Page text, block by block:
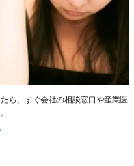
ら、すぐ会社の相談窓口や産業医